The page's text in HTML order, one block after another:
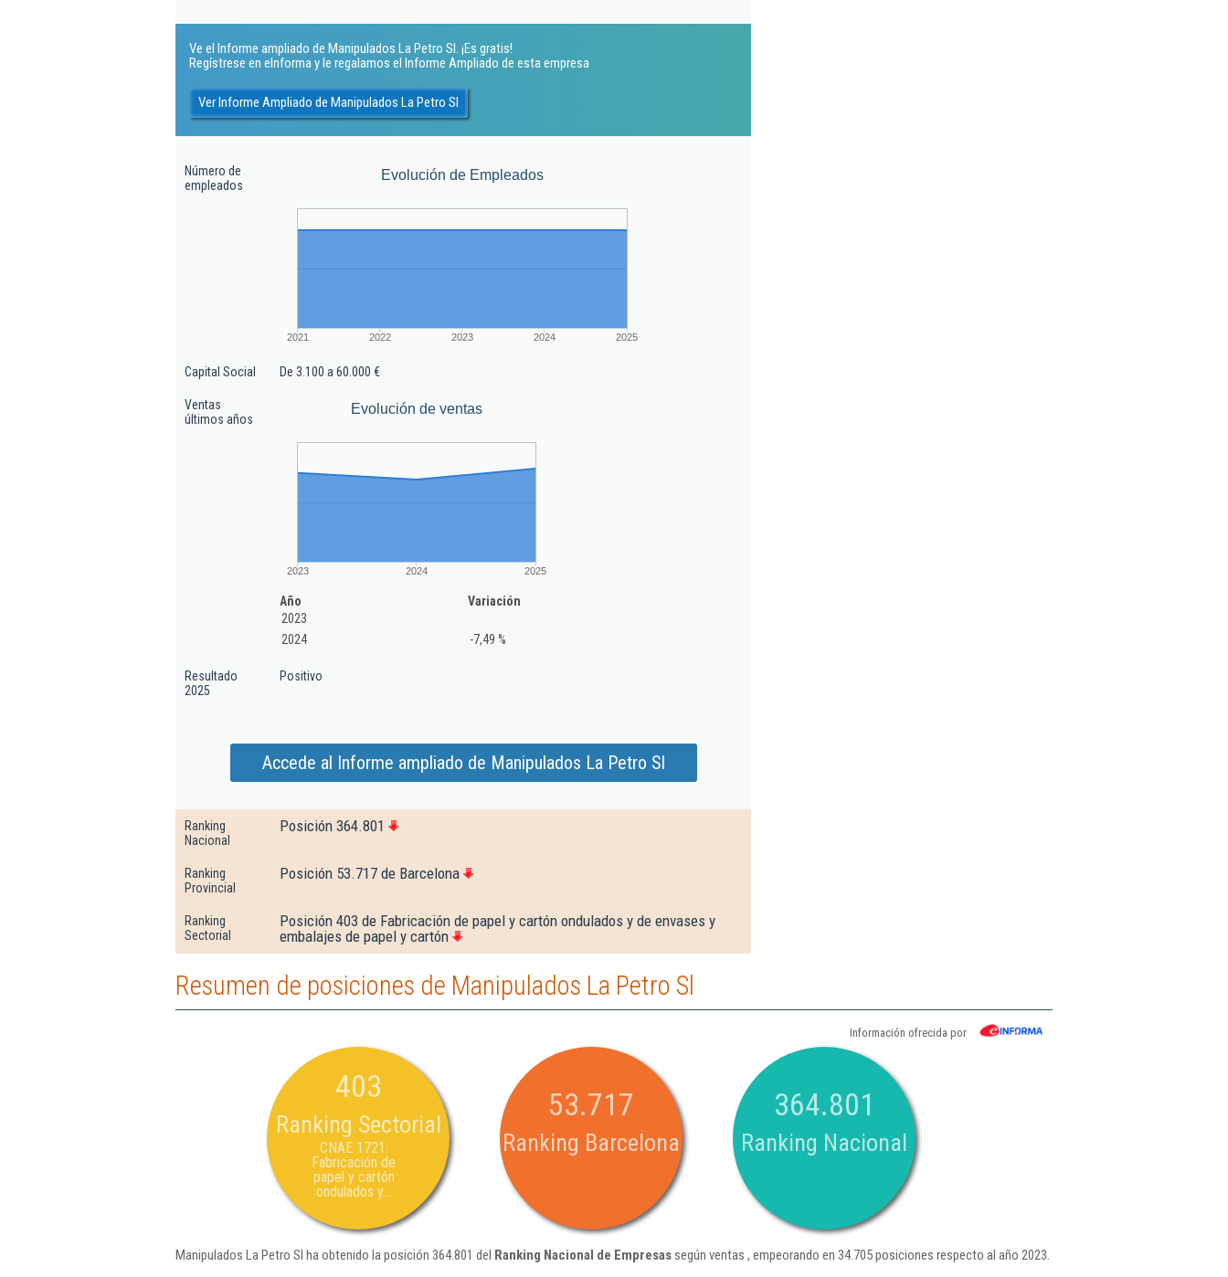
Ve el Informe ampliado de Manipulados La Petro Sl. ¡Es gratis!
Regístrese en eInforma y le regalamos el Informe Ampliado de esta empresa
Ver Informe Ampliado de Manipulados La Petro Sl
Número de
empleados
Evolución de Empleados
2021 2022 2023 2024 2025
Capital Social De 3.100 a 60.000 €
Ventas
últimos años
Evolución de ventas
2023 2024 2025
Año
Variación
2023
2024
-7,49 %
Resultado
2025
Positivo
Accede al Informe ampliado de Manipulados La Petro Sl
Ranking
Nacional
Posición 364.801
Ranking
Provincial
Posición 53.717 de Barcelona
Ranking
Sectorial
Posición 403 de Fabricación de papel y cartón ondulados y de envases y
embalajes de papel y cartón
Resumen de posiciones de Manipulados La Petro Sl
Información ofrecida por
403
Ranking Sectorial
CNAE 1721:
Fabricación de
papel y cartón
ondulados y...
53.717
Ranking Barcelona
364.801
Ranking Nacional
Manipulados La Petro Sl ha obtenido la posición 364.801 del Ranking Nacional de Empresassegún ventas , empeorando en 34.705 posiciones respecto al año 2023.